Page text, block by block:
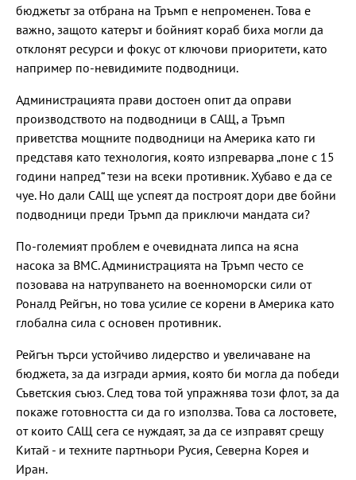
бюджетът за отбрана на Тръмп е непроменен. Това е
важно, защото катерът и бойният кораб биха могли да
отклонят ресурси и фокус от ключови приоритети, като
например по-невидимите подводници.
Администрацията прави достоен опит да оправи
производството на подводници в САЩ, а Тръмп
приветства мощните подводници на Америка като ги
представя като технология, която изпреварва „поне с 15
години напред“ тези на всеки противник. Хубаво е да се
чуе. Но дали САЩ ще успеят да построят дори две бойни
подводници преди Тръмп да приключи мандата си?
По-големият проблем е очевидната липса на ясна
насока за ВМС. Администрацията на Тръмп често се
позовава на натрупването на военноморски сили от
Роналд Рейгън, но това усилие се корени в Америка като
глобална сила с основен противник.
Рейгън търси устойчиво лидерство и увеличаване на
бюджета, за да изгради армия, която би могла да победи
Съветския съюз. След това той упражнява този флот, за да
покаже готовността си да го използва. Това са лостовете,
от които САЩ сега се нуждаят, за да се изправят срещу
Китай - и техните партньори Русия, Северна Корея и
Иран.